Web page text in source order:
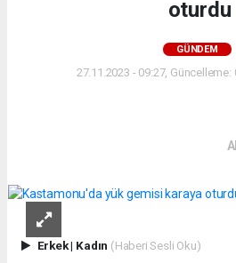
oturdu
GÜNDEM
27.11.2023 - 09:27, Güncelleme:
Erkek| Kadın (Haberi Sesli Oku)